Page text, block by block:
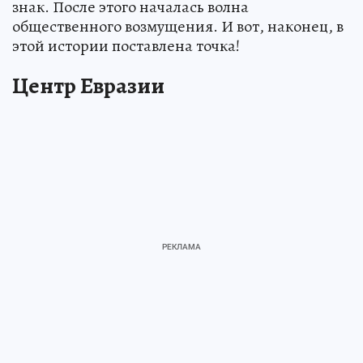
знак. После этого началась волна
общественного возмущения. И вот, наконец, в
этой истории поставлена точка!
Центр Евразии